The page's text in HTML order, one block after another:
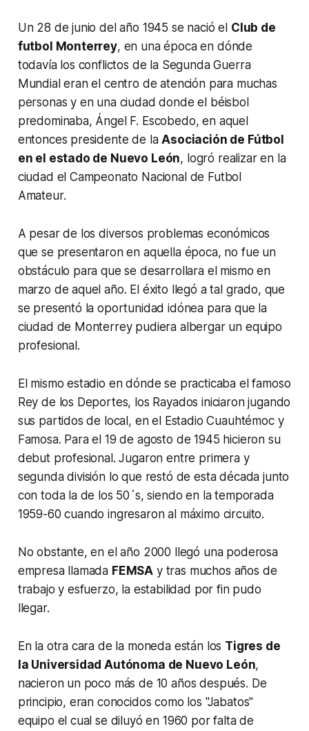
Un 28 de junio del año 1945 se nació el Club de
futbol Monterrey, en una época en dónde
todavía los conflictos de la Segunda Guerra
Mundial eran el centro de atención para muchas
personas y en una ciudad donde el béisbol
predominaba, Ángel F. Escobedo, en aquel
entonces presidente de laAsociación de Fútbol
en el estado de Nuevo León, logró realizar en la
ciudad el Campeonato Nacional de Futbol
Amateur.
A pesar de los diversos problemas económicos
que se presentaron en aquella época, no fue un
obstáculo para que se desarrollara el mismo en
marzo de aquel año. El éxito llegó a tal grado, que
se presentó la oportunidad idónea para que la
ciudad de Monterrey pudiera albergar un equipo
profesional.
El mismo estadio en dónde se practicaba el famoso
Rey de los Deportes, los Rayados iniciaron jugando
sus partidos de local, en el Estadio Cuauhtémoc y
Famosa. Para el 19 de agosto de 1945 hicieron su
debut profesional. Jugaron entre primera y
segunda división lo que restó de esta década junto
con toda la de los 50´s, siendo en la temporada
1959-60 cuando ingresaron al máximo circuito.
No obstante, en el año 2000 llegó una poderosa
empresa llamada FEMSA y tras muchos años de
trabajo y esfuerzo, la estabilidad por fin pudo
llegar.
En la otra cara de la moneda están los Tigres de
la Universidad Autónoma de Nuevo León,
nacieron un poco más de 10 años después. De
principio, eran conocidos como los "Jabatos"
equipo el cual se diluyó en 1960 por falta de